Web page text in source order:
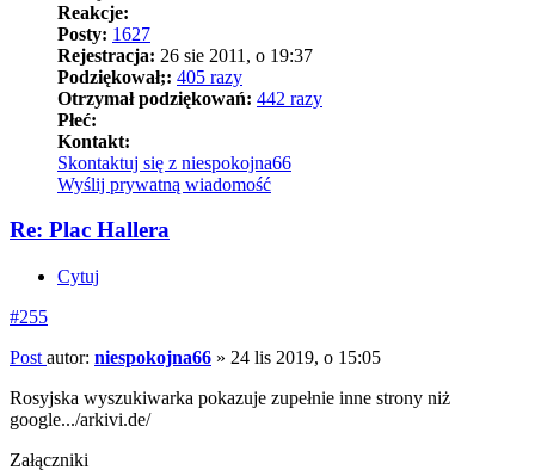
Reakcje:
Posty: 1627
Rejestracja: 26 sie 2011, o 19:37
Podziękował;: 405 razy
Otrzymał podziękowań: 442 razy
Płeć:
Kontakt:
Skontaktuj się z niespokojna66
Wyślij prywatną wiadomość
Re: Plac Hallera
Cytuj
#255
Post autor: niespokojna66 » 24 lis 2019, o 15:05
Rosyjska wyszukiwarka pokazuje zupełnie inne strony niż
google.../arkivi.de/
Załączniki